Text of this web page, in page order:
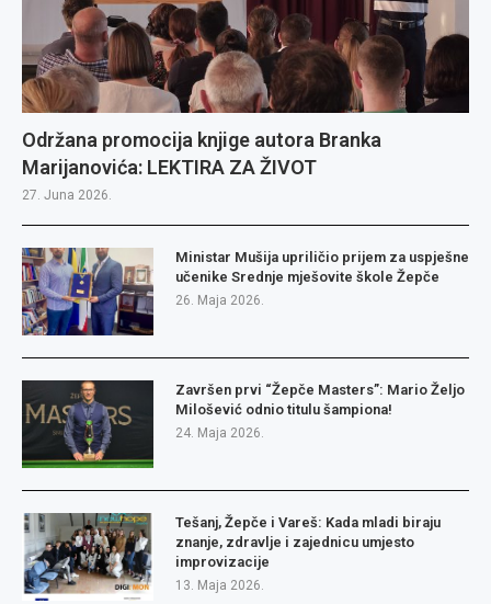
Održana promocija knjige autora Branka
Marijanovića: LEKTIRA ZA ŽIVOT
27. Juna 2026.
Ministar Mušija upriličio prijem za uspješne
učenike Srednje mješovite škole Žepče
26. Maja 2026.
Završen prvi “Žepče Masters”: Mario Željo
Milošević odnio titulu šampiona!
24. Maja 2026.
Tešanj, Žepče i Vareš: Kada mladi biraju
znanje, zdravlje i zajednicu umjesto
improvizacije
13. Maja 2026.